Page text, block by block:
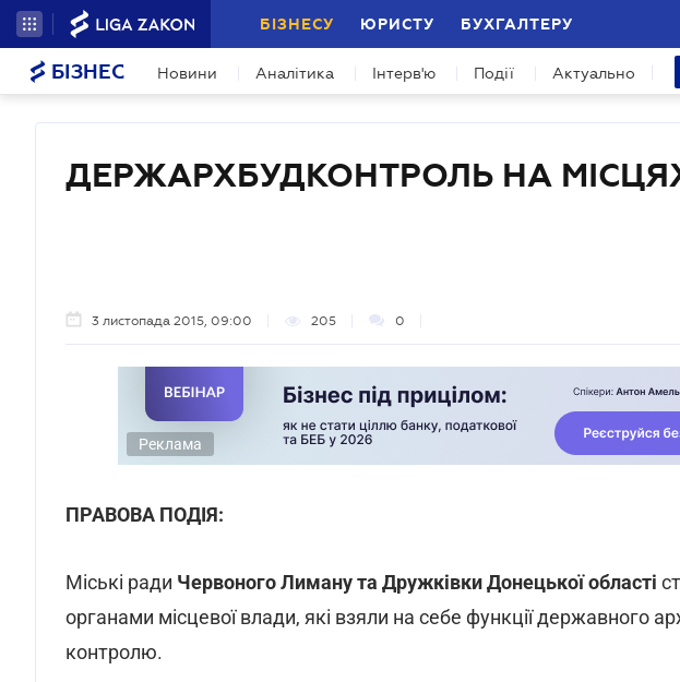
БІЗНЕСУ ЮРИСТУ БУХГАЛТЕРУ
БІЗНЕС Новини Аналітика Інтерв'ю Події Актуально
ДЕРЖАРХБУДКОНТРОЛЬ НА
3 листопада 2015, 09:00 205 0
Реклама
ПРАВОВА ПОДІЯ:
Міські ради Червоного Лиману та Дружківки Донецької області
органами місцевої влади, які взяли на себе функції державного
контролю.